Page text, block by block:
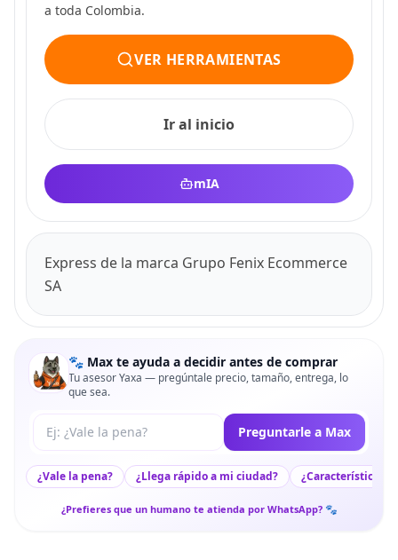
a toda Colombia.
VER HERRAMIENTAS
Ir al inicio
mIA
Express de la marca Grupo Fenix Ecommerce
SA
🐾 Max te ayuda a decidir antes de comprar
Tu asesor Yaxa — pregúntale precio, tamaño, entrega, lo
que sea.
Tu pregunta a Max Preguntarle a Max
¿Vale la pena? ¿Llega rápido a mi ciudad? ¿Características
¿Prefieres que un humano te atienda por WhatsApp? 🐾